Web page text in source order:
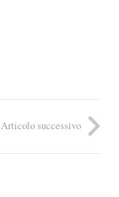
Articolo successivo